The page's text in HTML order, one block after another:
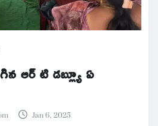
ఆర్ టి డబ్ల్యూ ఏ
Jan 6, 2025